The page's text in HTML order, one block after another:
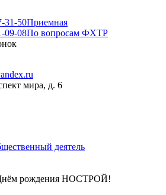
31-50Приемная
09-08По вопросам ФХТР
мира, д. 6
деятель
рождения НОСТРОЙ!